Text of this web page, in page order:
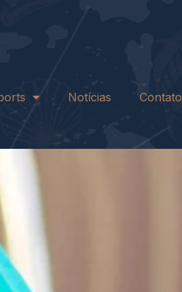
Notícias Contato